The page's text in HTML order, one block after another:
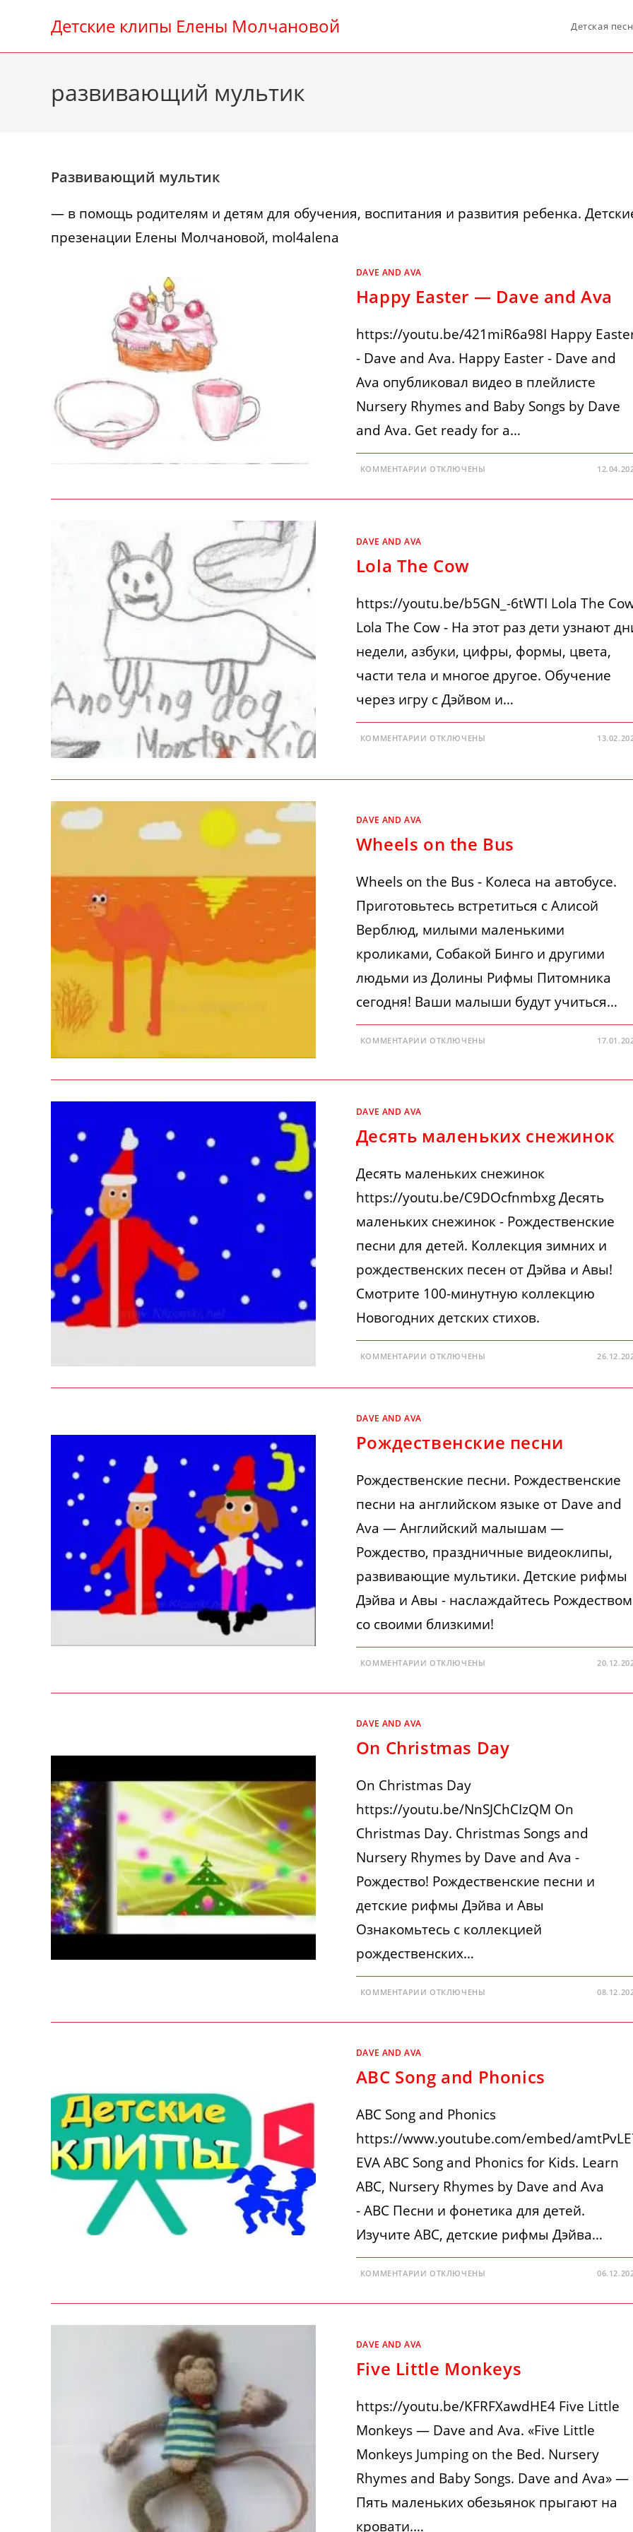
Детские клипы Елены Молчановой Детская
развивающий мультик
Развивающий мультик
— в помощь родителям и детям для обучения, воспитания и развития ребенка.
презенации Елены Молчановой, mol4alena
DAVE AND AVA
Happy Easter — Dave and Ava
https://youtu.be/421miR6a98I Happy
- Dave and Ava. Happy Easter - Dave and
Ava опубликовал видео в плейлисте
Nursery Rhymes and Baby Songs by Dave
and Ava. Get ready for a…
КОММЕНТАРИИ К
EASTER
ОТКЛЮЧЕНЫ
DAVE AND AVA
Lola The Cow
https://youtu.be/b5GN_-6tWTI Lola The
Lola The Cow - На этот раз дети узнают
недели, азбуки, цифры, формы, цвета,
части тела и многое другое. Обучение
через игру с Дэйвом и…
КОММЕНТАРИИ К
ОТКЛЮЧЕНЫ
DAVE AND AVA
Wheels on the Bus
Wheels on the Bus - Колеса на автобусе.
Приготовьтесь встретиться с Алисой
Верблюд, милыми маленькими
кроликами, Собакой Бинго и другими
людьми из Долины Рифмы Питомника
сегодня! Ваши малыши будут учиться…
КОММЕНТАРИИ К
ОТКЛЮЧЕНЫ
DAVE AND AVA
Десять маленьких снежинок
Десять маленьких снежинок
https://youtu.be/C9DOcfnmbxg Десять
маленьких снежинок - Рождественские
песни для детей. Коллекция зимних и
рождественских песен от Дэйва и Авы!
Смотрите 100-минутную коллекцию
Новогодних детских стихов.
КОММЕНТАРИИ К
СНЕЖИНОК
ОТКЛЮЧЕНЫ
DAVE AND AVA
Рождественские песни
Рождественские песни. Рождественские
песни на английском языке от Dave and
Ava — Английский малышам —
Рождество, праздничные видеоклипы,
развивающие мультики. Детские рифмы
Дэйва и Авы - наслаждайтесь Рождеством
со своими близкими!
КОММЕНТАРИИ К
ПЕСНИ
ОТКЛЮЧЕНЫ
DAVE AND AVA
On Christmas Day
On Christmas Day
https://youtu.be/NnSJChCIzQM On
Christmas Day. Christmas Songs and
Nursery Rhymes by Dave and Ava -
Рождество! Рождественские песни и
детские рифмы Дэйва и Авы
Ознакомьтесь с коллекцией
рождественских…
КОММЕНТАРИИ К
CHRISTMAS
ОТКЛЮЧЕНЫ
DAVE AND AVA
ABC Song and Phonics
ABC Song and Phonics
https://www.youtube.com/embed/
EVA ABC Song and Phonics for Kids. Learn
ABC, Nursery Rhymes by Dave and Ava
- ABC Песни и фонетика для детей.
Изучите ABC, детские рифмы Дэйва…
КОММЕНТАРИИ К
SONG
ОТКЛЮЧЕНЫ
DAVE AND AVA
Five Little Monkeys
https://youtu.be/KFRFXawdHE4 Five Little
Monkeys — Dave and Ava. «Five Little
Monkeys Jumping on the Bed. Nursery
Rhymes and Baby Songs. Dave and Ava» —
Пять маленьких обезьянок прыгают на
кровати.…